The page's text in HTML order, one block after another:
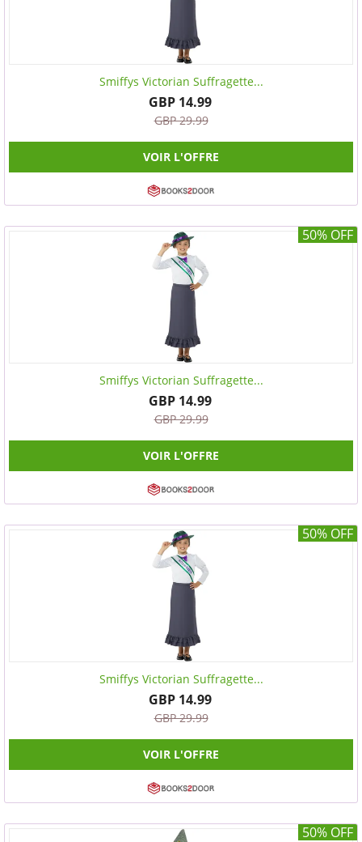
Smiffys Victorian Suffragette...
GBP 14.99
GBP 29.99
VOIR L'OFFRE
50% OFF
Smiffys Victorian Suffragette...
GBP 14.99
GBP 29.99
VOIR L'OFFRE
50% OFF
Smiffys Victorian Suffragette...
GBP 14.99
GBP 29.99
VOIR L'OFFRE
50% OFF